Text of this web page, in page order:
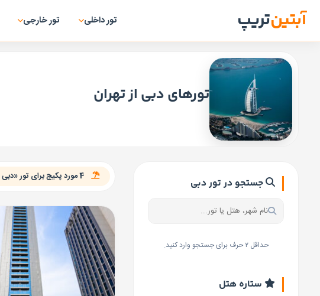
آبتینتریپ تور داخلی تور خارجی
تورهای دبی از تهران
جستجو در تور دبی
حداقل ۲ حرف برای جستجو وارد کنید.
ستاره هتل